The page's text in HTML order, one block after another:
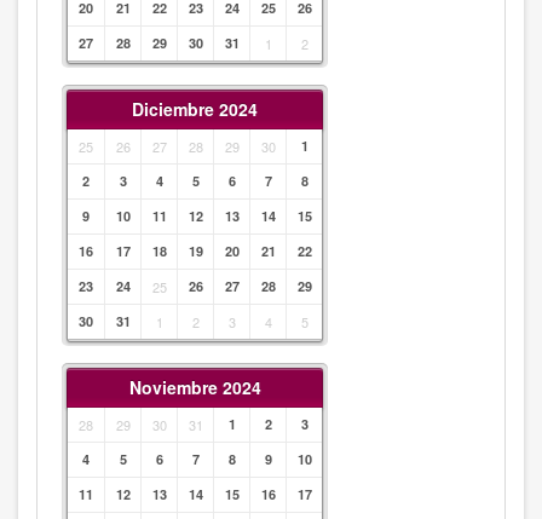
20
21 22 23 24 25
26
27
28 29 30 31 1 2
Diciembre 2024
25 26 27 28 29 30
1
2
3 4 5 6 7
8
9
10 11 12 13 14
15
16
17 18 19 20 21
22
23
24 25 26 27 28
29
30
31 1 2 3 4 5
Noviembre 2024
28 29 30 31 1 2
3
4
5 6 7 8 9
10
11
12 13 14 15 16
17